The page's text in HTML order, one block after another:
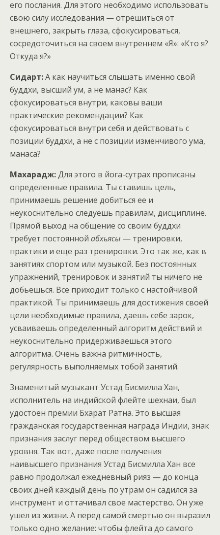
его послания. Для этого необходимо использовать
свою силу исследования — отрешиться от
внешнего, закрыть глаза, сфокусироваться,
сосредоточиться на своем внутреннем «Я»: «Кто я?
Откуда я?»
Сидарт:А как научиться слышать именно свой
буддхи, высший ум, а не манас? Как
сфокусироваться внутри, каковы ваши
практические рекомендации? Как
сфокусироваться внутри себя и действовать с
позиции буддхи, а не с позиции изменчивого ума,
манаса?
Махарадж:Для этого в йога-сутрах прописаны
определенные правила. Ты ставишь цель,
принимаешь решение добиться ее и
неукоснительно следуешь правилам, дисциплине.
Прямой выход на общение со своим буддхи
требует постоянной абхьясы — тренировки,
практики и еще раз тренировки. Это так же, как в
занятиях спортом или музыкой. Без постоянных
упражнений, тренировок и занятий ты ничего не
добьешься. Все приходит только с настойчивой
практикой. Ты принимаешь для достижения своей
цели необходимые правила, даешь себе зарок,
усваиваешь определенный алгоритм действий и
неукоснительно придерживаешься этого
алгоритма. Очень важна ритмичность,
регулярность выполняемых тобой занятий.
Знаменитый музыкант Устад Бисмилла Хан,
исполнитель на индийской флейте шехнаи, был
удостоен премии Бхарат Ратна. Это высшая
гражданская государственная награда Индии, знак
признания заслуг перед обществом высшего
уровня. Так вот, даже после получения
наивысшего признания Устад Бисмилла Хан все
равно продолжал ежедневный рияз — до конца
своих дней каждый день по утрам он садился за
инструмент и оттачивал свое мастерство. Он уже
ушел из жизни. А перед самой смертью он выразил
только одно желание: чтобы флейта до самого